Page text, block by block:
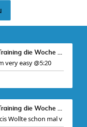
Re: Sub 3:20h mit 3-4 mal Training die Woche machb
very easy @5:20
Re: Sub 3:20h mit 3-4 mal Training die Woche machb
Wollte schon mal v